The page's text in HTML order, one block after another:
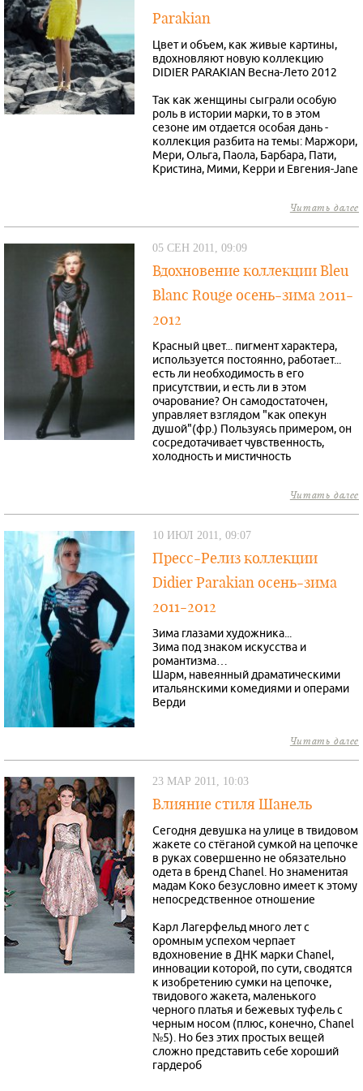
Parakian
Цвет и объем, как живые картины,
вдохновляют новую коллекцию
DIDIER PARAKIAN Весна-Лето 2012
Так как женщины сыграли особую
роль в истории марки, то в этом
сезоне им отдается особая дань -
коллекция разбита на темы: Маржори,
Мери, Ольга, Паола, Барбара, Пати,
Кристина, Мими, Керри и Евгения-Jane
Читать далее
05 СЕН 2011, 09:09
Вдохновение коллекции Bleu
Blanc Rouge осень-зима 2011-
2012
Красный цвет... пигмент характера,
используется постоянно, работает...
есть ли необходимость в его
присутствии, и есть ли в этом
очарование? Он самодостаточен,
управляет взглядом "как опекун
душой"(фр.) Пользуясь примером, он
сосредотачивает чувственность,
холодность и мистичность
Читать далее
10 ИЮЛ 2011, 09:07
Пресс-Релиз коллекции
Didier Parakian осень-зима
2011-2012
Зима глазами художника...
Зима под знаком искусства и
романтизма…
Шарм, навеянный драматическими
итальянскими комедиями и операми
Верди
Читать далее
23 МАР 2011, 10:03
Влияние стиля Шанель
Сегодня девушка на улице в твидовом
жакете со стёганой сумкой на цепочке
в руках совершенно не обязательно
одета в бренд Chanel. Но знаменитая
мадам Коко безусловно имеет к этому
непосредственное отношение
Карл Лагерфельд много лет с
оромным успехом черпает
вдохновение в ДНК марки Chanel,
инновации которой, по сути, сводятся
к изобретению сумки на цепочке,
твидового жакета, маленького
черного платья и бежевых туфель с
черным носом (плюс, конечно, Chanel
№5). Но без этих простых вещей
сложно представить себе хороший
гардероб